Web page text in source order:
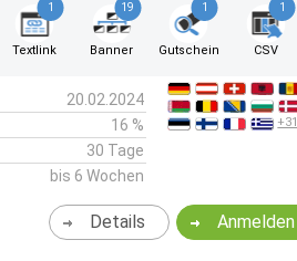
1
Textlink
19
Banner
1
Gutschein
1
CSV
20.02.2024
16 %
30 Tage
bis 6 Wochen
+31
Anmelden
Details